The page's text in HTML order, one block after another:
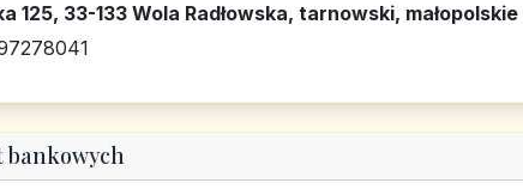
125, 33-133 Wola Radłowska, tarnowski, małopolskie